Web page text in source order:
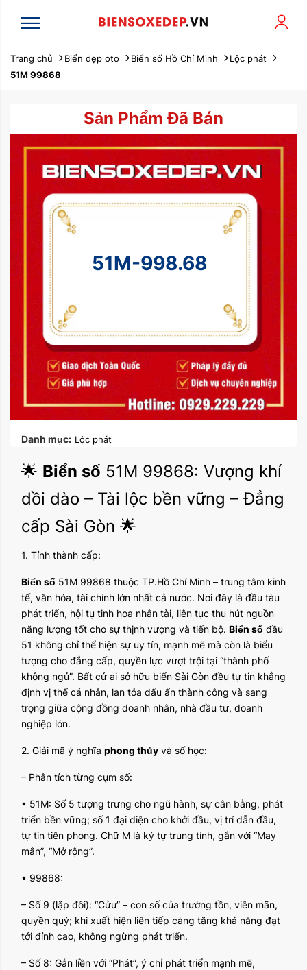
Trang chủ Biển đẹp oto Biển số Hồ Chí Minh
Lộc phát
51M 99868
Sản Phẩm Đã Bán
51M-998.68
Danh mục: Lộc phát
🌟 Biển số 51M 99868: Vượng khí
dồi dào – Tài lộc bền vững – Đẳng
cấp Sài Gòn 🌟
1. Tỉnh thành cấp:
Biển số 51M 99868 thuộc TP.Hồ Chí Minh – trung tâm kinh
tế, văn hóa, tài chính lớn nhất cả nước. Nơi đây là đầu tàu
phát triển, hội tụ tinh hoa nhân tài, liên tục thu hút nguồn
năng lượng tốt cho sự thịnh vượng và tiến bộ. Biển số đầu
51 không chỉ thể hiện sự uy tín, mạnh mẽ mà còn là biểu
tượng cho đẳng cấp, quyền lực vượt trội tại “thành phố
không ngủ”. Bất cứ ai sở hữu biển Sài Gòn đều tự tin khẳng
định vị thế cá nhân, lan tỏa dấu ấn thành công và sang
trọng giữa cộng đồng doanh nhân, nhà đầu tư, doanh
nghiệp lớn.
2. Giải mã ý nghĩa phong thủy và số học:
– Phân tích từng cụm số:
• 51M: Số 5 tượng trưng cho ngũ hành, sự cân bằng, phát
triển bền vững; số 1 đại diện cho khởi đầu, vị trí dẫn đầu,
tự tin tiên phong. Chữ M là ký tự trung tính, gắn với “May
mắn”, “Mở rộng”.
• 99868:
– Số 9 (lặp đôi): “Cửu” – con số của trường tồn, viên mãn,
quyền quý; khi xuất hiện liên tiếp càng tăng khả năng đạt
tới đỉnh cao, không ngừng phát triển.
– Số 8: Gắn liền với “Phát”, ý chỉ phát triển mạnh mẽ,